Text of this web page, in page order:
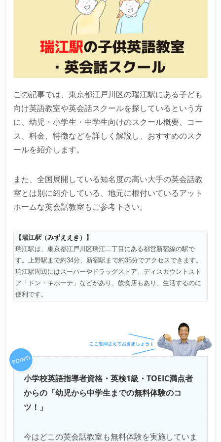
この記事では、東京都江戸川区の瑞江駅にある子ども
向け英語教室や英会話スクールを探しているという方
に、幼児・小学生・中学生向けのスクール概要、コー
ス、料金、特徴などを詳しく解説し、おすすめのスク
ールを紹介します。
また、全国展開している知名度の高い大手の英会話教
室とは別に紹介している、地元に根付いているアット
ホームな英会話教室もご参考下さい。
【瑞江駅（みずええき） 】
瑞江駅は、東京都江戸川区瑞江二丁目にある都営新宿線の駅で
す。上野駅まで約34分、新宿駅まで約35分でアクセスできます。
瑞江駅周辺にはスーパーやドラッグストア、ディスカウントスト
ア「ドン・キホーテ」などがあり、飲食店もあり、生活するのに
便利です。
小学校英語指導者資格・英検1級・TOEIC満点者
からの「幼児から中学生までの無料体験のコ
ツ！」
今はどこの英会話教室も無料体験を実施していま